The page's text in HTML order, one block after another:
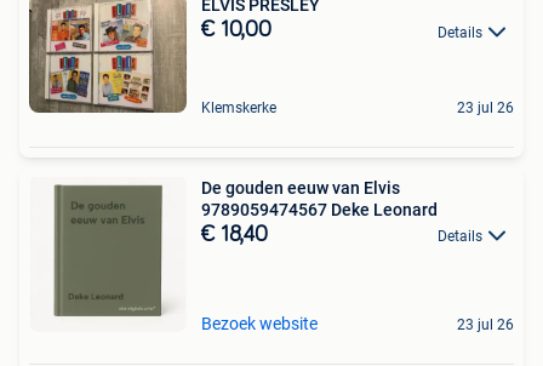
ELVIS PRESLEY
€ 10,00 Details
Klemskerke 23 jul 26
De gouden eeuw van Elvis
9789059474567 Deke Leonard
€ 18,40 Details
Bezoek website 23 jul 26